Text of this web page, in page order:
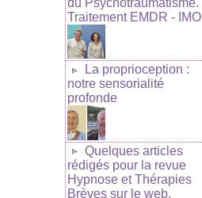
Traitement EMDR - IMO
La proprioception :
notre sensorialité
profonde
Quelques articles
rédigés pour la revue
Hypnose et Thérapies
Brèves sur le web.